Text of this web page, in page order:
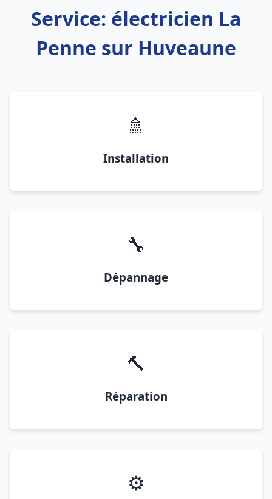
Service: électricien La
Penne sur Huveaune
🚿
Installation
🔧
Dépannage
🔨
Réparation
⚙️